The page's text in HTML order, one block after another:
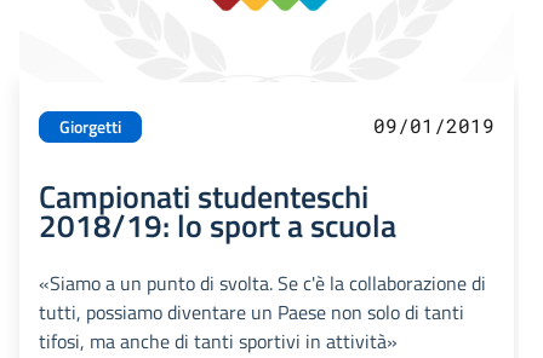
Giorgetti 09/01/2019
Campionati studenteschi
2018/19: lo sport a scuola
«Siamo a un punto di svolta. Se c'è la collaborazione di
tutti, possiamo diventare un Paese non solo di tanti
tifosi, ma anche di tanti sportivi in attività»